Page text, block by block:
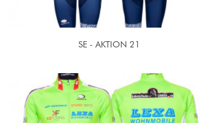
SE - AKTION 21